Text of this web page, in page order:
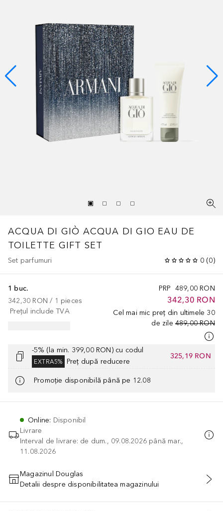
ACQUA DI GIÒ ACQUA DI GIO EAU DE
TOILETTE GIFT SET
Set parfumuri 0 (0)
PRP 489,00 RON
342,30 RON
Cel mai mic preț din ultimele 30
de zile 489,00 RON
1 buc.
342,30 RON / 1 pieces
Prețul include TVA
-5% (la min. 399,00 RON) cu codul
EXTRA5% Preț după reducere
325,19 RON
Promoție disponibilă până pe 12.08
Online: Disponibil
Livrare
Interval de livrare: de dum., 09.08.2026 până mar.,
11.08.2026
ADĂUGAȚI ÎN COŞ
Magazinul Douglas
Detalii despre disponibilitatea magazinului